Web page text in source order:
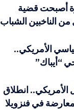
أصبحت قضية
الناخبين الشباب
الأمريكي..
“أيباك”
انطلاق
في فنزويلا